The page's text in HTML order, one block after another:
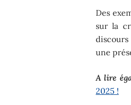
Des
sur la
une
A lire
2025 !